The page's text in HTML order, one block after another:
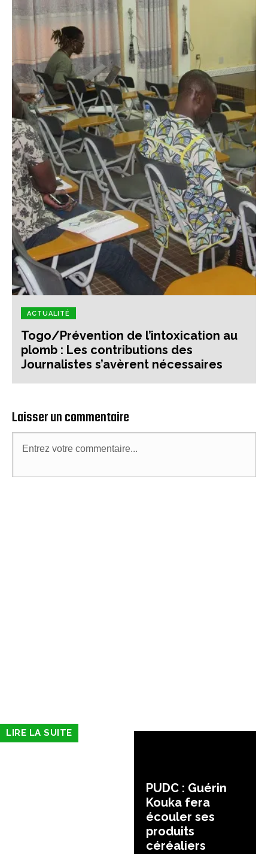
ACTUALITÉ
Togo/Prévention de l’intoxication au
plomb : Les contributions des
Journalistes s’avèrent nécessaires
Laisser un commentaire
LIRE LA SUITE
PUDC : Guérin
Kouka fera
écouler ses
produits
céréaliers